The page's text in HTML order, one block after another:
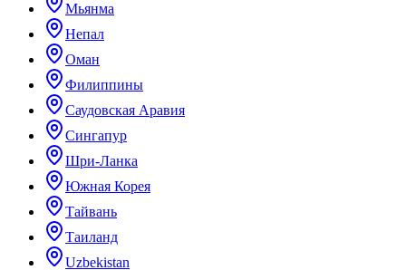
Мьянма
Непал
Оман
Филиппины
Саудовская Аравия
Сингапур
Шри-Ланка
Южная Корея
Тайвань
Таиланд
Uzbekistan